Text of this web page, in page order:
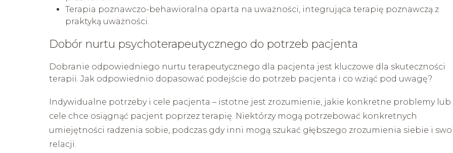
Terapia poznawczo-behawioralna oparta na uważności, integrująca terapię poznawczą z
praktyką uważności.
Dobór nurtu psychoterapeutycznego do potrzeb pacjenta
Dobranie odpowiedniego nurtu terapeutycznego dla pacjenta jest kluczowe dla skuteczności
terapii. Jak odpowiednio dopasować podejście do potrzeb pacjenta i co wziąć pod uwagę?
Indywidualne potrzeby i cele pacjenta – istotne jest zrozumienie, jakie konkretne problemy lub
cele chce osiągnąć pacjent poprzez terapię. Niektórzy mogą potrzebować konkretnych
umiejętności radzenia sobie, podczas gdy inni mogą szukać głębszego zrozumienia siebie i
relacji.